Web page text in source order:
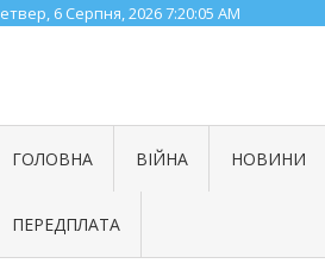
6 Серпня, 20267:20:06 AM
ГОЛОВНА ВІЙНА НОВИНИ
ПЕРЕДПЛАТА